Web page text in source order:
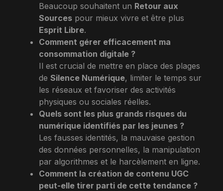
Beaucoup souhaitent un Retour aux
Sources pour mieux vivre et être plus
Esprit Libre.
Comment gérer efficacement ma
consommation digitale ?
Il est crucial de mettre en place des plages
de Silence Numérique, limiter le temps sur
les réseaux et favoriser des activités
physiques ou sociales réelles.
Quels sont les plus grands risques du
numérique identifiés par les jeunes ?
Les fausses identités, la mauvaise gestion
des données personnelles, la manipulation
par algorithmes et le harcèlement en ligne.
Comment la création de contenu UGC
peut-elle tirer parti de cette tendance ?